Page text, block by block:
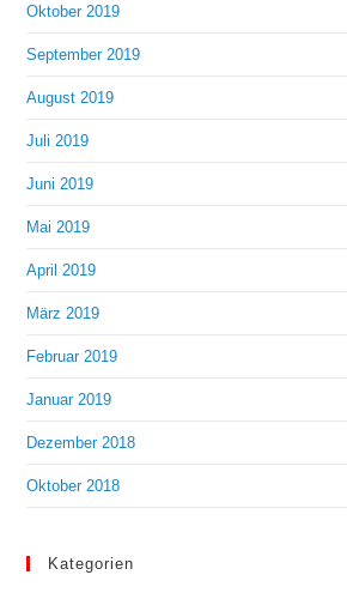
Oktober 2019
September 2019
August 2019
Juli 2019
Juni 2019
Mai 2019
April 2019
März 2019
Februar 2019
Januar 2019
Dezember 2018
Oktober 2018
Kategorien